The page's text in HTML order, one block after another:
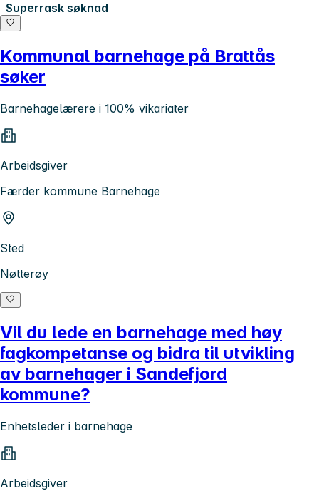
Superrask søknad
Kommunal barnehage på Brattås
søker
Barnehagelærere i 100% vikariater
Arbeidsgiver
Færder kommune Barnehage
Sted
Nøtterøy
Vil du lede en barnehage med høy
fagkompetanse og bidra til utvikling
av barnehager i Sandefjord
kommune?
Enhetsleder i barnehage
Arbeidsgiver